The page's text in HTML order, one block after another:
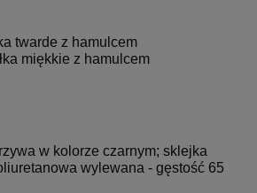
twarde z hamulcem
miękkie z hamulcem
w kolorze czarnym; sklejka
wylewana - gęstość 65